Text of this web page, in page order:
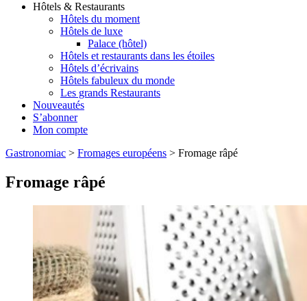
Hôtels & Restaurants
Hôtels du moment
Hôtels de luxe
Palace (hôtel)
Hôtels et restaurants dans les étoiles
Hôtels d’écrivains
Hôtels fabuleux du monde
Les grands Restaurants
Nouveautés
S’abonner
Mon compte
Gastronomiac > Fromages européens > Fromage râpé
Fromage râpé